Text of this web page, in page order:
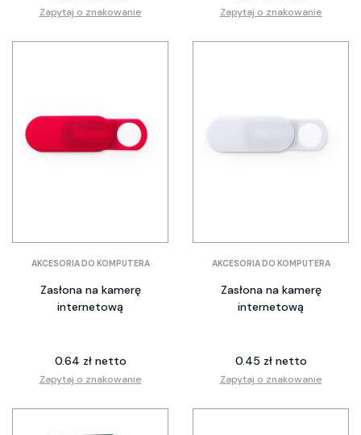
Zapytaj o znakowanie Zapytaj o znakowanie
AKCESORIA DO KOMPUTERA
Zasłona na kamerę
internetową
0.64 zł netto
Zapytaj o znakowanie
AKCESORIA DO KOMPUTERA
Zasłona na kamerę
internetową
0.45 zł netto
Zapytaj o znakowanie